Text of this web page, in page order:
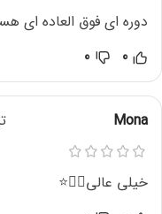
دوره ای فوق العاده ای
0
0
Mona
خیلی عالی👌🏼⭐️